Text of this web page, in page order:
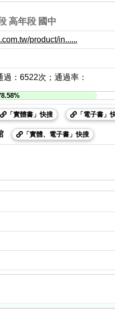
高年段 國中
product/in......
：6522次；通過率：
「實體書」快搜 「電子書」
「實體、電子書」快搜